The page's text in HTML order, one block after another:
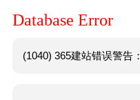
Database Error
(1040) 365建站错误警告